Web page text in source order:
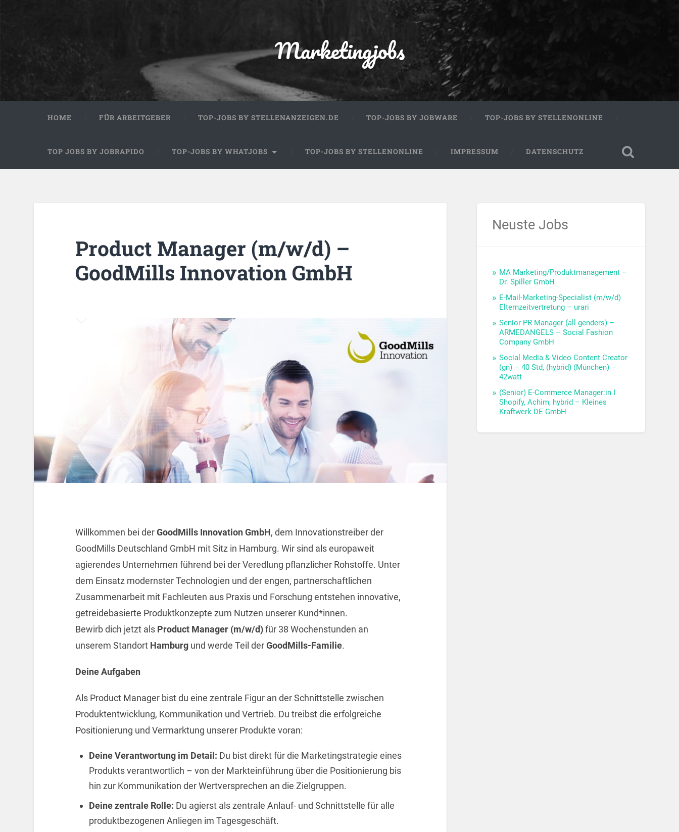
Marketingjobs
HOME FÜR ARBEITGEBER TOP-JOBS BY STELLENANZEIGEN.DE TOP-JOBS BY JOBWARE TOP-JOBS BY STELLENONLINE
TOP JOBS BY JOBRAPIDO TOP-JOBS BY WHATJOBS TOP-JOBS BY STELLENONLINE IMPRESSUM DATENSCHUTZ
Product Manager (m/w/d) –
GoodMills Innovation GmbH
Willkommen bei derGoodMills Innovation GmbH, dem Innovationstreiber der
GoodMills Deutschland GmbH mit Sitz in Hamburg. Wir sind als europaweit
agierendes Unternehmen führend bei der Veredlung pflanzlicher Rohstoffe. Unter
dem Einsatz modernster Technologien und der engen, partnerschaftlichen
Zusammenarbeit mit Fachleuten aus Praxis und Forschung entstehen innovative,
getreidebasierte Produktkonzepte zum Nutzen unserer Kund*innen.
Bewirb dich jetzt als Product Manager (m/w/d)für 38 Wochenstunden an
unserem Standort Hamburgund werde Teil derGoodMills-Familie.
Deine Aufgaben
Als Product Manager bist du eine zentrale Figur an der Schnittstelle zwischen
Produktentwicklung, Kommunikation und Vertrieb. Du treibst die erfolgreiche
Positionierung und Vermarktung unserer Produkte voran:
Deine Verantwortung im Detail: Du bist direkt für die Marketingstrategie eines
Produkts verantwortlich – von der Markteinführung über die Positionierung bis
hin zur Kommunikation der Wertversprechen an die Zielgruppen.
Deine zentrale Rolle: Du agierst als zentrale Anlauf- und Schnittstelle für alle
produktbezogenen Anliegen im Tagesgeschäft.
Neuste Jobs
MA Marketing/Produktmanagement –
Dr. Spiller GmbH
E-Mail-Marketing-Specialist (m/w/d)
Elternzeitvertretung – urari
Senior PR Manager (all genders) –
ARMEDANGELS – Social Fashion
Company GmbH
Social Media & Video Content Creator
(gn) – 40 Std, (hybrid) (München) –
42watt
(Senior) E-Commerce Manager:in I
Shopify, Achim, hybrid – Kleines
Kraftwerk DE GmbH